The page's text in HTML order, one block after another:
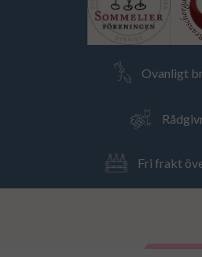
Ovanligt
Fri frakt